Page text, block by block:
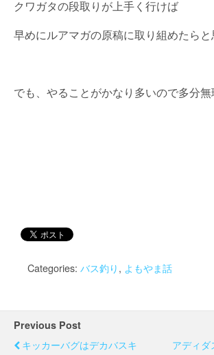
クワガタの段取りが上手く行けば
早めにルアマガの原稿に取り組めたらと
でも、やることがかなり多いので多分無
Categories: バス釣り, よもやま話
Previous Post
キッカーバグはデカバスキ
アディダ